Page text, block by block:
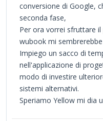
conversione di Google,
seconda fase,
Per ora vorrei sfruttare
wubook mi
Impiego un sacco di
nell'applicazione di
modo di investire
sistemi alternativi.
Speriamo Yellow mi dia